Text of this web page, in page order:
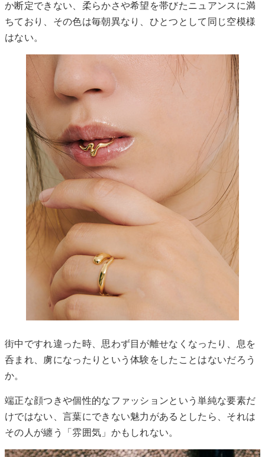
か断定できない、柔らかさや希望を帯びたニュアンスに満
ちており、その色は毎朝異なり、ひとつとして同じ空模様
はない。
街中ですれ違った時、思わず目が離せなくなったり、息を
呑まれ、虜になったりという体験をしたことはないだろう
か。
端正な顔つきや個性的なファッションという単純な要素だ
けではない、言葉にできない魅力があるとしたら、それは
その人が纏う「雰囲気」かもしれない。